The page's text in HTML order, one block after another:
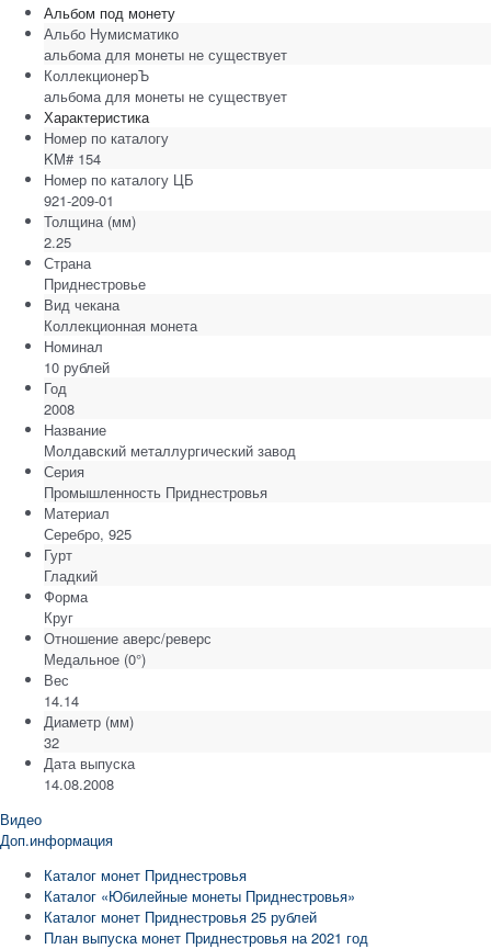
Альбом под монету
Альбо Нумисматико
альбома для монеты не существует
КоллекционерЪ
альбома для монеты не существует
Характеристика
Номер по каталогу
KM# 154
Номер по каталогу ЦБ
921-209-01
Толщина (мм)
2.25
Страна
Приднестровье
Вид чекана
Коллекционная монета
Номинал
10 рублей
Год
2008
Название
Молдавский металлургический завод
Серия
Промышленность Приднестровья
Материал
Серебро, 925
Гурт
Гладкий
Форма
Круг
Отношение аверс/реверс
Медальное (0°)
Вес
14.14
Диаметр (мм)
32
Дата выпуска
14.08.2008
Видео
Доп.информация
Каталог монет Приднестровья
Каталог «Юбилейные монеты Приднестровья»
Каталог монет Приднестровья 25 рублей
План выпуска монет Приднестровья на 2021 год